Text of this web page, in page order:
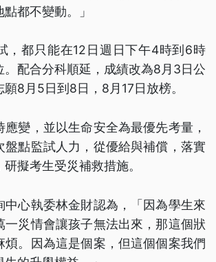
都不變動。」
，都只能在12日週日下午4時到6時
。配合分科順延，成績改為8月3日公
8月5日到8日，8月17日放榜。
應變，並以生命安全為最優先考量，
盤點監試人力，從優給與補償，落實
擬考生受災補救措施。
中心執委林金財認為，「因為學生來
一災情會讓孩子無法出來，那這個狀
煩。因為這是個案，但這個個案我們